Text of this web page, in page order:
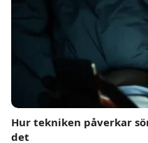
Hur tekniken påverkar
det